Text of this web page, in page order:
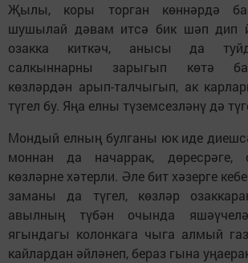
Җылы, коры торган көннәрдә
шушылай дәвам итсә бик шәп дип
озакка киткәч, анысы да
салкыннарны зарыгып көтә
көзләрдән арып-талчыгып, ак
түгел бу. Яңа елны түземсезләнү дә
Мондый елның булганы юк иде
моннан да начаррак, дөресрәге,
көзләрне хәтерли. Әле бит хәзерге
заманы да түгел, көзләр
авылның түбән очында
ягындагы колонкага чыга алмый
кайлардан әйләнеп, бераз гына